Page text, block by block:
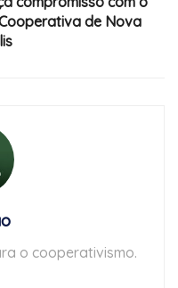
de Nova
o cooperativismo.